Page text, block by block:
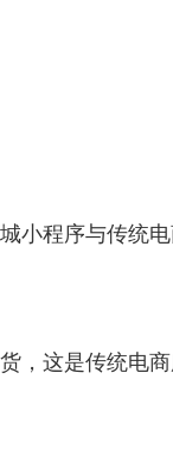
小程序与传统
，这是传统电